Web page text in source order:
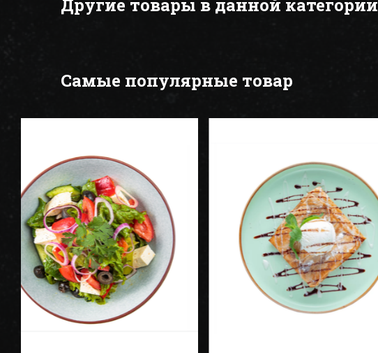
Другие товары в данной категории
Самые популярные товар